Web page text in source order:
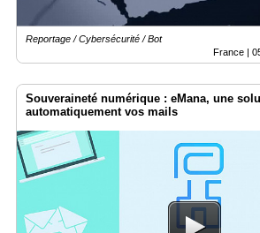
Reportage / Cybersécurité / Bot
France |
Souveraineté numérique : eMana, une
automatiquement vos mails